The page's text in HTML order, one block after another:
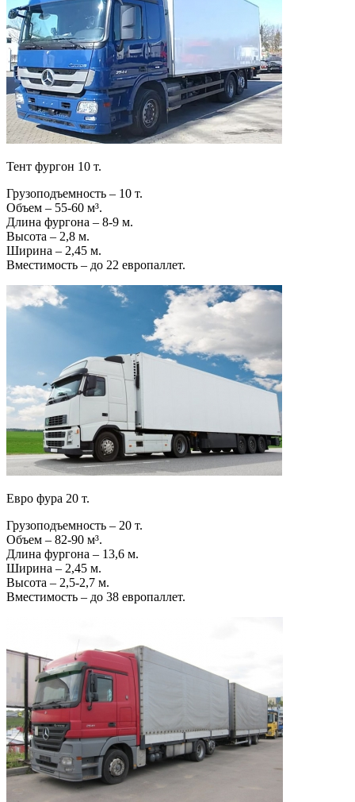
Тент фургон 10 т.
Грузоподъемность – 10 т.
Объем – 55-60 м³.
Длина фургона – 8-9 м.
Высота – 2,8 м.
Ширина – 2,45 м.
Вместимость – до 22 европаллет.
Евро фура 20 т.
Грузоподъемность – 20 т.
Объем – 82-90 м³.
Длина фургона – 13,6 м.
Ширина – 2,45 м.
Высота – 2,5-2,7 м.
Вместимость – до 38 европаллет.